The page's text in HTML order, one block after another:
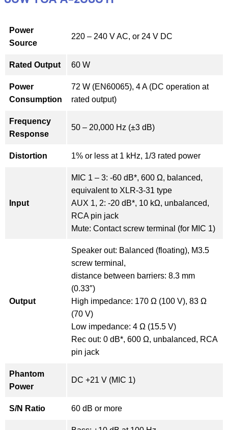
Power
Source
220 – 240 V AC, or 24 V DC
Rated Output 60 W
Power
Consumption
72 W (EN60065), 4 A (DC operation at
rated output)
Frequency
Response
50 – 20,000 Hz (±3 dB)
Distortion 1% or less at 1 kHz, 1/3 rated power
Input
MIC 1 – 3: -60 dB*, 600 Ω, balanced,
equivalent to XLR-3-31 type
AUX 1, 2: -20 dB*, 10 kΩ, unbalanced,
RCA pin jack
Mute: Contact screw terminal (for MIC 1)
Output
Speaker out: Balanced (floating), M3.5
screw terminal,
distance between barriers: 8.3 mm
(0.33″)
High impedance: 170 Ω (100 V), 83 Ω
(70 V)
Low impedance: 4 Ω (15.5 V)
Rec out: 0 dB*, 600 Ω, unbalanced, RCA
pin jack
Phantom
Power
DC +21 V (MIC 1)
S/N Ratio 60 dB or more